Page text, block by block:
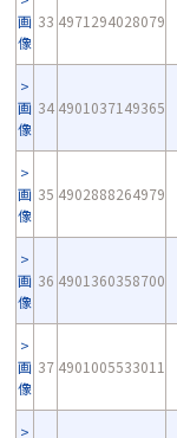
画
像
33 4971294028079
画
像
34 4901037149365
画
像
35 4902888264979
画
像
36 4901360358700
画
像
37 4901005533011